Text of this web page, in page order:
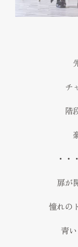
プライバシーポリシー
チ
階
・・
扉が
憧れの
青